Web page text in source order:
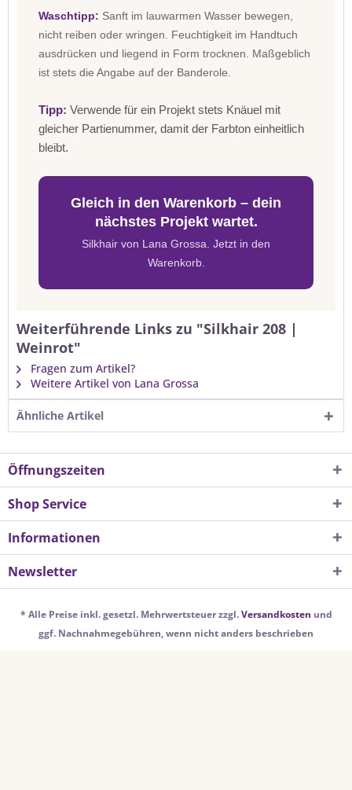
Waschtipp: Sanft im lauwarmen Wasser bewegen,
nicht reiben oder wringen. Feuchtigkeit im Handtuch
ausdrücken und liegend in Form trocknen. Maßgeblich
ist stets die Angabe auf der Banderole.
Tipp: Verwende für ein Projekt stets Knäuel mit
gleicher Partienummer, damit der Farbton einheitlich
bleibt.
Gleich in den Warenkorb – dein
nächstes Projekt wartet.
Silkhair von Lana Grossa. Jetzt in den
Warenkorb.
Weiterführende Links zu "Silkhair 208 |
Weinrot"
Fragen zum Artikel?
Weitere Artikel von Lana Grossa
Ähnliche Artikel
Öffnungszeiten
Shop Service
Informationen
Newsletter
* Alle Preise inkl. gesetzl. Mehrwertsteuer zzgl.Versandkosten und
ggf. Nachnahmegebühren, wenn nicht anders beschrieben